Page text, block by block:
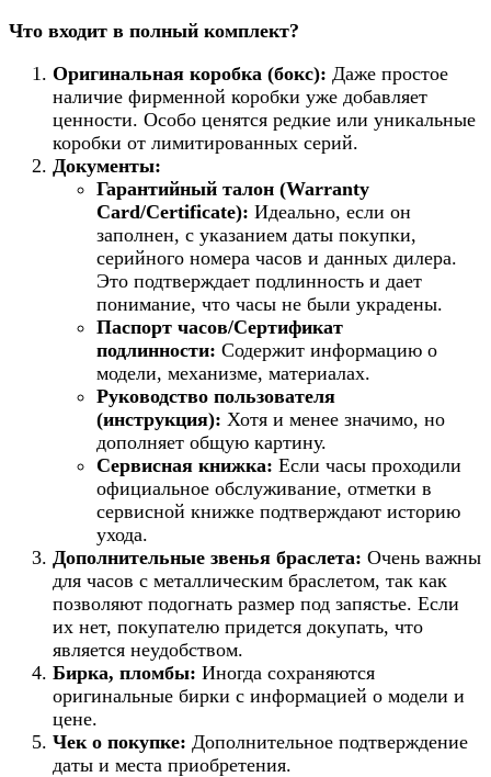
Что входит в полный комплект?
Оригинальная коробка (бокс): Даже простое
наличие фирменной коробки уже добавляет
ценности. Особо ценятся редкие или уникальные
коробки от лимитированных серий.
Документы:
Гарантийный талон (Warranty
Card/Certificate): Идеально, если он
заполнен, с указанием даты покупки,
серийного номера часов и данных дилера.
Это подтверждает подлинность и дает
понимание, что часы не были украдены.
Паспорт часов/Сертификат
подлинности: Содержит информацию о
модели, механизме, материалах.
Руководство пользователя
(инструкция): Хотя и менее значимо, но
дополняет общую картину.
Сервисная книжка: Если часы проходили
официальное обслуживание, отметки в
сервисной книжке подтверждают историю
ухода.
Дополнительные звенья браслета: Очень важны
для часов с металлическим браслетом, так как
позволяют подогнать размер под запястье. Если
их нет, покупателю придется докупать, что
является неудобством.
Бирка, пломбы: Иногда сохраняются
оригинальные бирки с информацией о модели и
цене.
Чек о покупке: Дополнительное подтверждение
даты и места приобретения.